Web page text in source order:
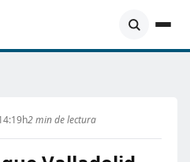
2 min de lectura